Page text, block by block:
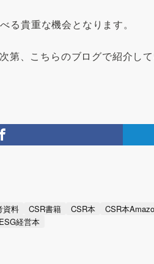
る貴重な機会となります。
、こちらのブログで紹介して
資料 CSR書籍 CSR本 CSR本
ESG経営本